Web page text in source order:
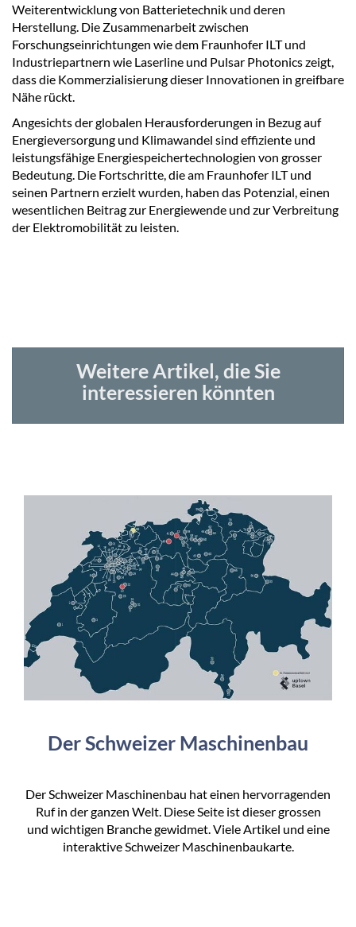
Weiterentwicklung von Batterietechnik und deren
Herstellung. Die Zusammenarbeit zwischen
Forschungseinrichtungen wie dem Fraunhofer ILT und
Industriepartnern wie Laserline und Pulsar Photonics zeigt,
dass die Kommerzialisierung dieser Innovationen in greifbare
Nähe rückt.
Angesichts der globalen Herausforderungen in Bezug auf
Energieversorgung und Klimawandel sind effiziente und
leistungsfähige Energiespeichertechnologien von grosser
Bedeutung. Die Fortschritte, die am Fraunhofer ILT und
seinen Partnern erzielt wurden, haben das Potenzial, einen
wesentlichen Beitrag zur Energiewende und zur Verbreitung
der Elektromobilität zu leisten.
Weitere Artikel, die Sie
interessieren könnten
Der Schweizer Maschinenbau
Der Schweizer Maschinenbau hat einen hervorragenden
Ruf in der ganzen Welt. Diese Seite ist dieser grossen
und wichtigen Branche gewidmet. Viele Artikel und eine
interaktive Schweizer Maschinenbaukarte.